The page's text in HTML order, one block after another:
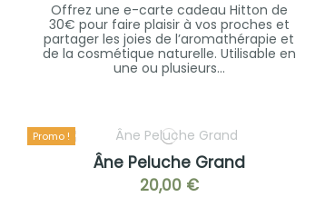
Offrez une e-carte cadeau Hitton de
30€ pour faire plaisir à vos proches et
partager les joies de l’aromathérapie et
de la cosmétique naturelle. Utilisable en
une ou plusieurs...
Promo !
Âne Peluche Grand
20,00 €